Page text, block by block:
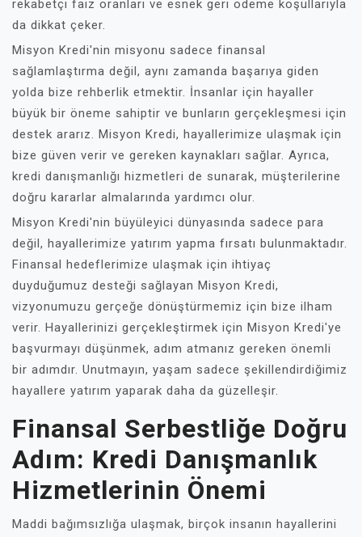
rekabetçi faiz oranları ve esnek geri ödeme koşullarıyla
da dikkat çeker.
Misyon Kredi'nin misyonu sadece finansal
sağlamlaştırma değil, aynı zamanda başarıya giden
yolda bize rehberlik etmektir. İnsanlar için hayaller
büyük bir öneme sahiptir ve bunların gerçekleşmesi için
destek ararız. Misyon Kredi, hayallerimize ulaşmak için
bize güven verir ve gereken kaynakları sağlar. Ayrıca,
kredi danışmanlığı hizmetleri de sunarak, müşterilerine
doğru kararlar almalarında yardımcı olur.
Misyon Kredi'nin büyüleyici dünyasında sadece para
değil, hayallerimize yatırım yapma fırsatı bulunmaktadır.
Finansal hedeflerimize ulaşmak için ihtiyaç
duyduğumuz desteği sağlayan Misyon Kredi,
vizyonumuzu gerçeğe dönüştürmemiz için bize ilham
verir. Hayallerinizi gerçekleştirmek için Misyon Kredi'ye
başvurmayı düşünmek, adım atmanız gereken önemli
bir adımdır. Unutmayın, yaşam sadece şekillendirdiğimiz
hayallere yatırım yaparak daha da güzelleşir.
Finansal Serbestliğe Doğru
Adım: Kredi Danışmanlık
Hizmetlerinin Önemi
Maddi bağımsızlığa ulaşmak, birçok insanın hayallerini